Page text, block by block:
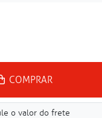
COMPRAR
o valor do frete